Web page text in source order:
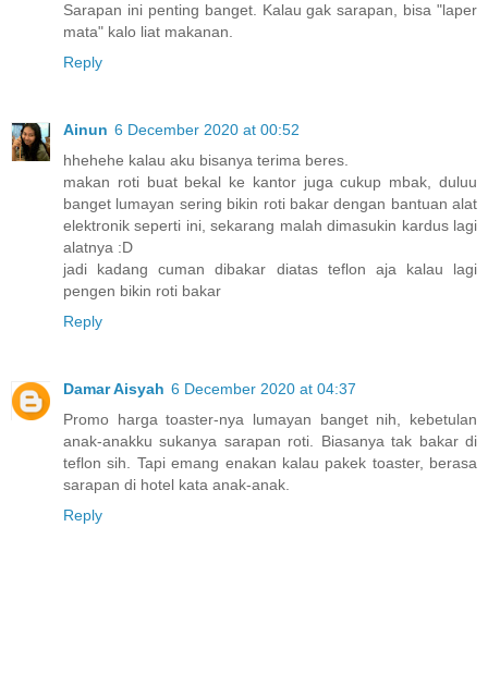
Sarapan ini penting banget. Kalau gak sarapan, bisa "laper
mata" kalo liat makanan.
Reply
Ainun 6 December 2020 at 00:52
hhehehe kalau aku bisanya terima beres.
makan roti buat bekal ke kantor juga cukup mbak, duluu
banget lumayan sering bikin roti bakar dengan bantuan alat
elektronik seperti ini, sekarang malah dimasukin kardus lagi
alatnya :D
jadi kadang cuman dibakar diatas teflon aja kalau lagi
pengen bikin roti bakar
Reply
Damar Aisyah 6 December 2020 at 04:37
Promo harga toaster-nya lumayan banget nih, kebetulan
anak-anakku sukanya sarapan roti. Biasanya tak bakar di
teflon sih. Tapi emang enakan kalau pakek toaster, berasa
sarapan di hotel kata anak-anak.
Reply